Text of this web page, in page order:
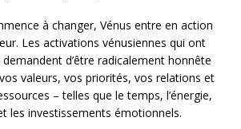
à changer, Vénus entre en action
Les activations vénusiennes qui ont
d’être radicalement honnête
valeurs, vos priorités, vos relations et
– telles que le temps, l’énergie,
les investissements émotionnels.